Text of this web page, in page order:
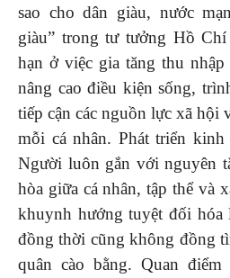
sao cho dân giàu, nước
giàu” trong tư tưởng Hồ
hạn ở việc gia tăng thu
nâng cao điều kiện sống,
tiếp cận các nguồn lực xã hội
mỗi cá nhân. Phát triển
Người luôn gắn với nguyên
hòa giữa cá nhân, tập thể và
khuynh hướng tuyệt đối hóa
đồng thời cũng không đồng
quân cào bằng. Quan